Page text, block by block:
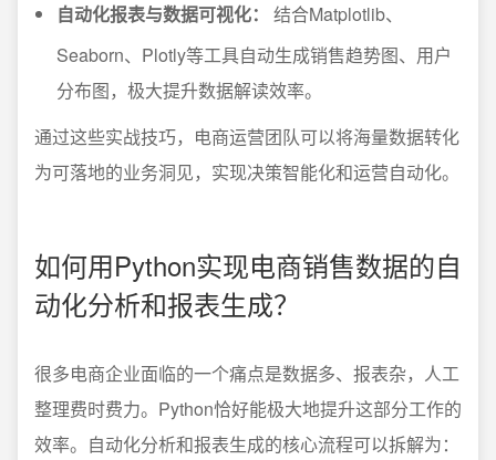
自动化报表与数据可视化：
结合Matplotlib、
Seaborn、Plotly等工具自动生成销售趋势图、用户
分布图，极大提升数据解读效率。
通过这些实战技巧，电商运营团队可以将海量数据转化
为可落地的业务洞见，实现决策智能化和运营自动化。
如何用Python实现电商销售数据的自
动化分析和报表生成？
很多电商企业面临的一个痛点是数据多、报表杂，人工
整理费时费力。Python恰好能极大地提升这部分工作的
效率。自动化分析和报表生成的核心流程可以拆解为：